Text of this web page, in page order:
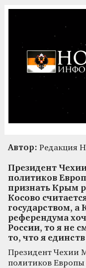
Автор: Редакция
Президент
политиков
признать Крым
Косово
государством, а
референдума
России, то я не
то, что я единств
Президент Чехии
политиков Европы